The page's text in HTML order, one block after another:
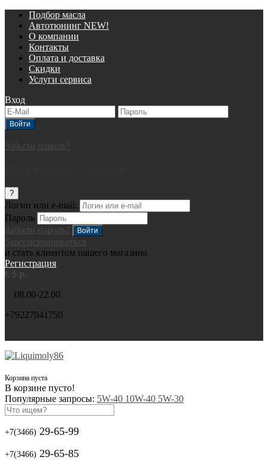
Подбор масла
Автотюнинг NEW!
О компании
Контакты
Оплата и доставка
Скидки
Услуги сервиса
Вход
Забыли пароль?
?
Логин или e-mail:
Пароль
Забыли пароль?
Зарегистрироваться
и стать клиентом нашего магазина
Регистрация
€ $ р.
08.00-22.00
+79227941750
Корзина пуста
В корзине пусто!
Популярные запросы: 5W-40 10W-40 5W-30
+7(3466) 29-65-99
+7(3466) 29-65-85